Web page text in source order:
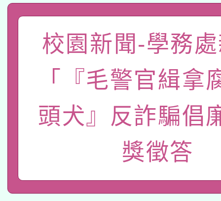
礎課程
A3數位素養講師名單
「數位內容與教學軟
pilot」
有關大陸委員會函釋公
薪期間赴陸應申請許可
轉知經濟部水利署委託
業技術研究院辦理「
用水績優單位及節水達
115年8月22日(星期六
桃園市孔廟祈福系列
2026年桃園地景藝術
本校115學年度第2次
招甄選結果公告(無人
適應運動共學行動站研
校園新聞-學務
「『毛警官緝拿
頭犬』反詐騙倡
獎徵答